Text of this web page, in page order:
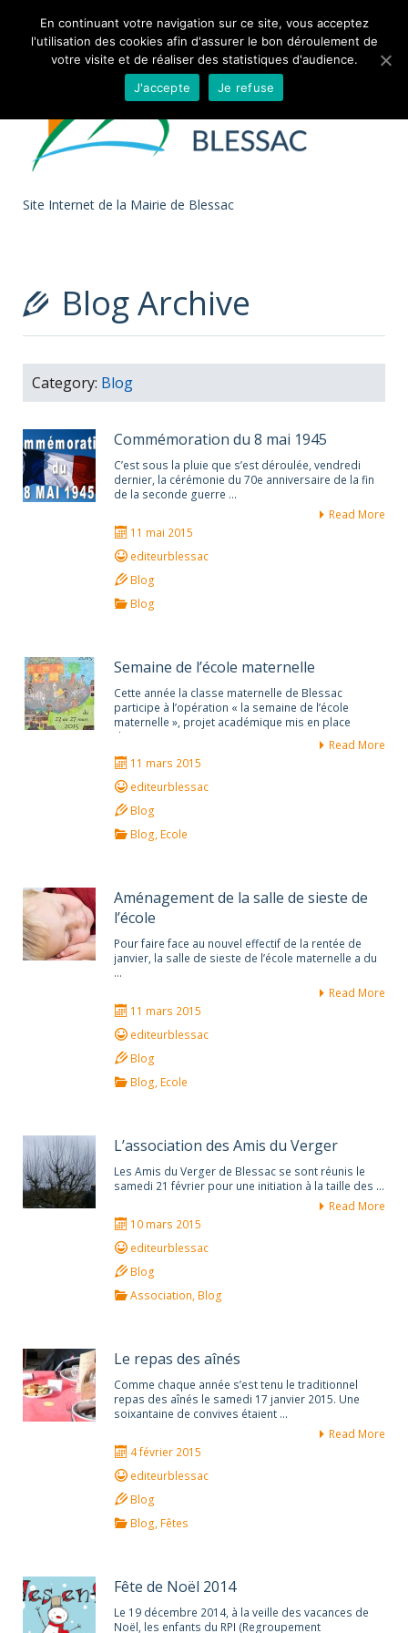
Site Internet de la Mairie de Blessac
Skip to
content
Blog Archive
Category: Blog
Commémoration du 8 mai 1945
C’est sous la pluie que s’est déroulée, vendredi
dernier, la cérémonie du 70e anniversaire de la fin
de la seconde guerre …
Read More
11 mai 2015
editeurblessac
Blog
Blog
Semaine de l’école maternelle
Cette année la classe maternelle de Blessac
participe à l’opération « la semaine de l’école
maternelle », projet académique mis en place
depuis …
Read More
11 mars 2015
editeurblessac
Blog
Blog, Ecole
Aménagement de la salle de sieste de
l’école
Pour faire face au nouvel effectif de la rentée de
janvier, la salle de sieste de l’école maternelle a du
…
Read More
11 mars 2015
editeurblessac
Blog
Blog, Ecole
L’association des Amis du Verger
Les Amis du Verger de Blessac se sont réunis le
samedi 21 février pour une initiation à la taille des …
Read More
10 mars 2015
editeurblessac
Blog
Association, Blog
Le repas des aînés
Comme chaque année s’est tenu le traditionnel
repas des aînés le samedi 17 janvier 2015. Une
soixantaine de convives étaient …
Read More
4 février 2015
editeurblessac
Blog
Blog, Fêtes
Fête de Noël 2014
Le 19 décembre 2014, à la veille des vacances de
Noël, les enfants du RPI (Regroupement
En continuant votre navigation sur ce site, vous acceptez
l'utilisation des cookies afin d'assurer le bon déroulement de
votre visite et de réaliser des statistiques d'audience.
J'accepte
Je refuse